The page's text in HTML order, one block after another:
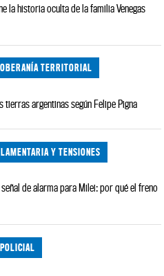
la historia oculta de la familia Venegas
TERRITORIAL
tierras argentinas según Felipe Pigna
Y TENSIONES
señal de alarma para Milei: por qué el freno